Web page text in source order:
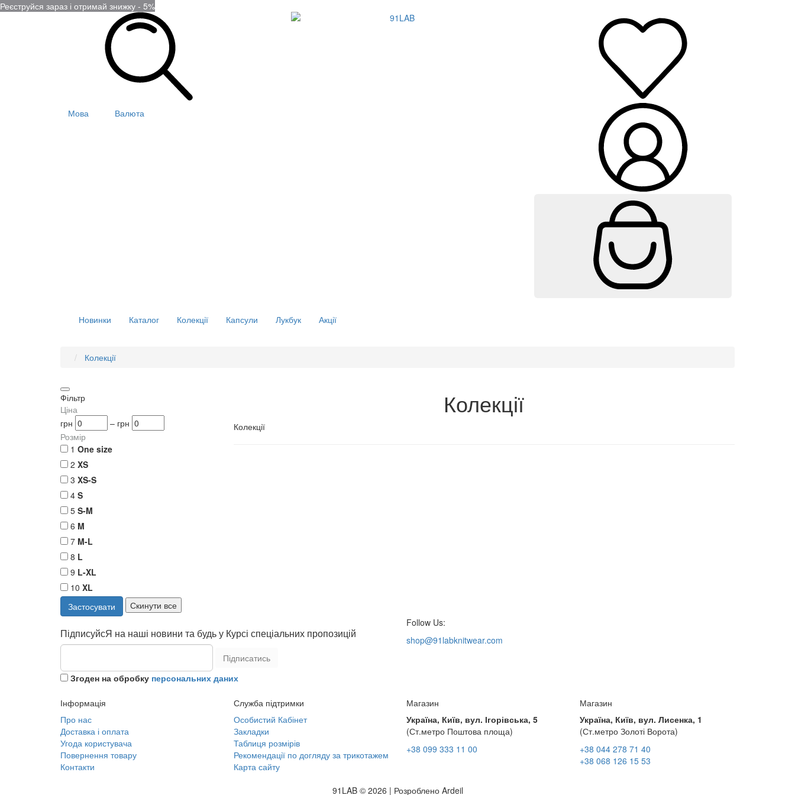
Реєструйся зараз і отримай знижку - 5%
Мова Валюта
Новинки Каталог Колекції Капсули Лукбук Акції
Колекції
Фільтр
Ціна
грн
– грн
Розмір
1 One size
2 XS
3 XS-S
4 S
5 S-M
6 M
7 M-L
8 L
9 L-XL
10 XL
Колекції
Колекції
ПідписуйсЯ на наші новини та будь у Курсі спеціальних пропозицій
Підписатись
Згоден на обробку персональних даних
Follow Us:
shop@91labknitwear.com
Інформація
Про нас
Доставка і оплата
Угода користувача
Повернення товару
Контакти
Служба підтримки
Особистий Кабінет
Закладки
Таблиця розмірів
Рекомендації по догляду за трикотажем
Карта сайту
Магазин
Україна, Київ, вул. Ігорівська, 5
(Ст.метро Поштова площа)
+38 099 333 11 00
Магазин
Україна, Київ, вул. Лисенка, 1
(Ст.метро Золоті Ворота)
+38 044 278 71 40
+38 068 126 15 53
91LAB © 2026 | Розроблено Ardeil